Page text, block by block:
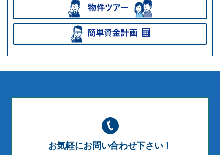
お気軽にお問い合わせ下さい！